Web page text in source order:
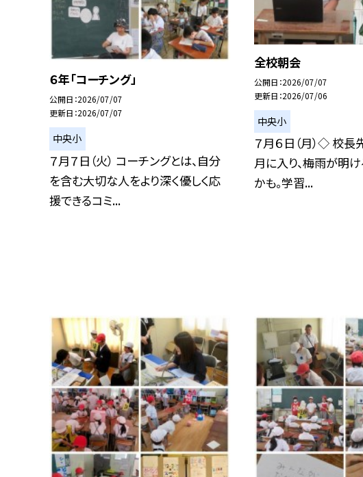
６年「コーチング」
公開日 2026/07/07
更新日 2026/07/07
中央小
７月７日（火） コーチングとは、自分
を含む大切な人をより深く優しく応
援できるコミ...
全校朝会
公開日 2026/07/07
更新日 2026/07/06
中央小
７月６日（月）◇ 校長
月に入り、梅雨が明
かも。学習...